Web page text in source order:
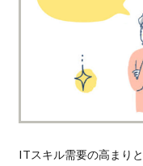
ITスキル需要の高まり